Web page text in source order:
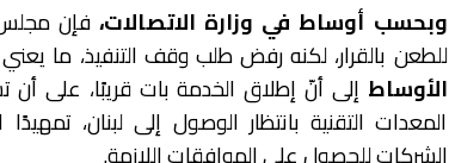
وبحسب أوساط في وزارة الاتصالات، فإن
للطعن بالقرار، لكنه رفض طلب وقف التنفيذ، ما
الأوساط إلى أنّ إطلاق الخدمة بات قريبًا، على أن
المعدات التقنية بانتظار الوصول إلى لبنان،
الشركات للحصول على الموافقات اللازمة.